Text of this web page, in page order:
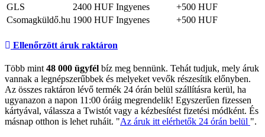
GLS
2400 HUF Ingyenes
+500 HUF
Csomagküldő.hu 1900 HUF Ingyenes +500 HUF
Ellenőrzött áruk raktáron
Több mint 48 000 ügyfél bíz meg bennünk. Tehát tudjuk, mely áruk
vannak a legnépszerűbbek és melyeket vevők részesítik előnyben.
Az összes raktáron lévő termék 24 órán belül szállításra kerül, ha
ugyanazon a napon 11:00 óráig megrendelik! Egyszerűen fizessen
kártyával, válassza a Twistót vagy a kézbesítést fizetési módként. És
másnap otthon is lehet ruháit. "Az áruk itt elérhetők 24 órán belül ".